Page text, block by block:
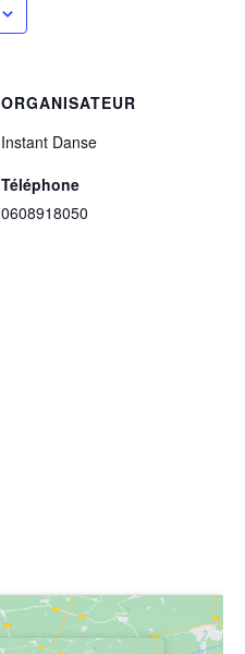
ORGANISATEUR
Instant Danse
Téléphone
0608918050